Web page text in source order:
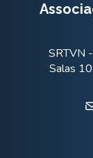
SRTVN
Salas